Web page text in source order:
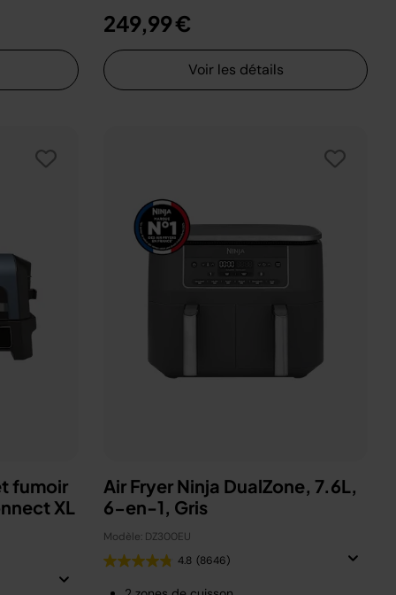
249,99 €
Voir les détails
fumoir
XL
Air Fryer Ninja DualZone, 7.6L,
6-en-1, Gris
Modèle: DZ300EU
4.8 (8646)